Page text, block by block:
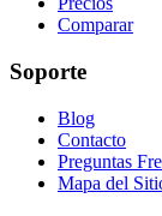
Comparar
Soporte
Blog
Contacto
Preguntas
Mapa del